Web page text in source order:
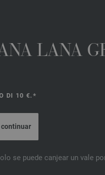
LANA
DI 10 €.*
se puede canjear un vale